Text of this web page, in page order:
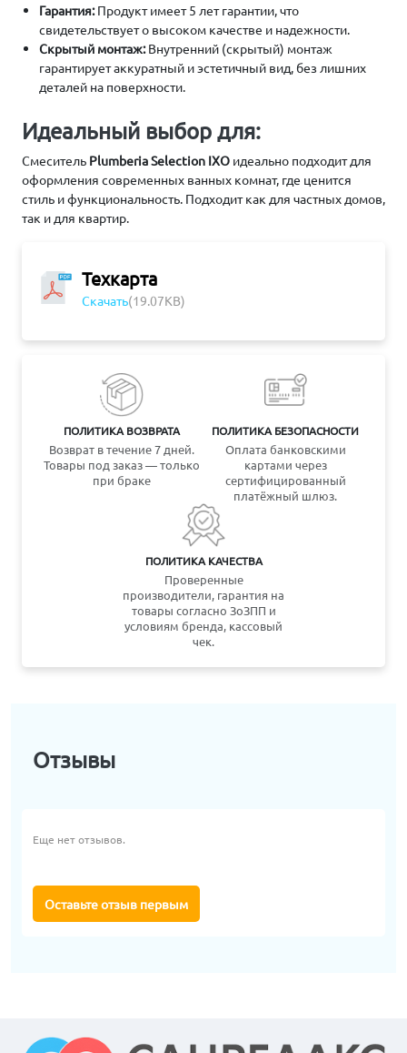
Техкарта
Скачать(19.07KB)
ПОЛИТИКА ВОЗВРАТА
Возврат в течение 7 дней.
Товары под заказ — только
при браке
ПОЛИТИКА БЕЗОПАСНОСТИ
Оплата банковскими
картами через
сертифицированный
платёжный шлюз.
ПОЛИТИКА КАЧЕСТВА
Проверенные
производители, гарантия на
товары согласно ЗоЗПП и
условиям бренда, кассовый
чек.
Гарантия:Продукт имеет 5 лет гарантии, что
свидетельствует о высоком качестве и надежности.
Скрытый монтаж:Внутренний (скрытый) монтаж
гарантирует аккуратный и эстетичный вид, без лишних
деталей на поверхности.
Идеальный выбор для:
Смеситель Plumberia Selection IXO идеально подходит для
оформления современных ванных комнат, где ценится
стиль и функциональность. Подходит как для частных домов,
так и для квартир.
Отзывы
Еще нет отзывов.
Оставьте отзыв первым